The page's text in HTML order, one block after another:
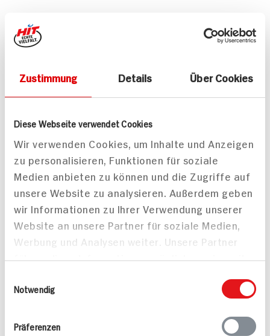
Zustimmung Details Über Cookies
Diese Webseite verwendet Cookies
Wir verwenden Cookies, um Inhalte und Anzeigen
zu personalisieren, Funktionen für soziale
Medien anbieten zu können und die Zugriffe auf
unsere Website zu analysieren. Außerdem geben
wir Informationen zu Ihrer Verwendung unserer
Website an unsere Partner für soziale Medien,
Werbung und Analysen weiter. Unsere Partner
führen diese Informationen möglicherweise mit
bereitgestellt haben oder die sie im Rahmen
Notwendig
Präferenzen
Passende Artikel zum Rezept Mehr
Analivia Verdejo
Selección ES / Rueda /
trocken
AKTUELLEN
PREIS
Chateau Ste.Michelle
Chardonnay US /
Washington / trk
ZUM
AKTUELLEN
PREIS
Mehr anzeigen